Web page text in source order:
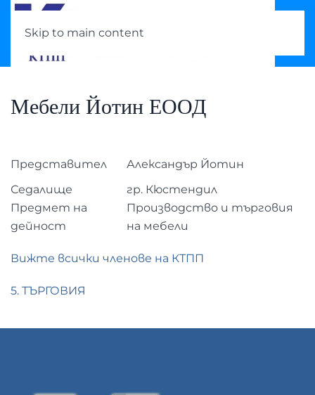
Skip to main content
Мебели Йотин ЕООД
Представител
Александър Йотин
Седалище
гр. Кюстендил
Предмет на
дейност
Производство и търговия
на мебели
Вижте всички членове на КТПП
5. ТЪРГОВИЯ